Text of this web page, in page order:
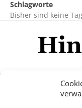
Schlagworte
Bisher sind keine